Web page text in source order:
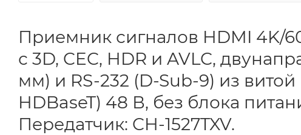
Приемник сигналов HDMI 4K/
с 3D, CEC, HDR и AVLC,
мм) и RS-232 (D-Sub-9) из
HDBaseT) 48 В, без блока
Передатчик: CH-1527TXV.